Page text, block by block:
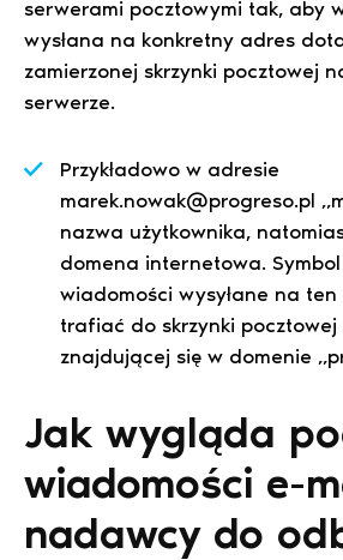
serwerami pocztowymi tak, aby
wysłana na konkretny adres
zamierzonej skrzynki pocztowej
serwerze.
Przykładowo w adresie
marek.nowak@progreso.pl
nazwa użytkownika,
domena internetowa. Symbol
wiadomości wysyłane na
trafiać do skrzynki pocztowej
znajdującej się w domenie
Jak wygląda
wiadomości e-
nadawcy do